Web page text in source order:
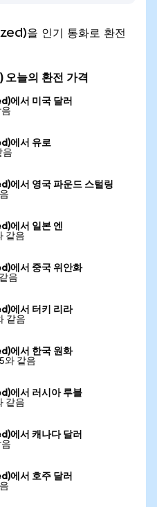
을 인기 통화로 환전
늘의 환전 가격
에서 미국 달러
에서 유로
음
서 영국 파운드 스털링
에서 일본 엔
같음
에서 중국 위안화
음
에서 터키 리라
같음
에서 한국 원화
와 같음
에서 러시아 루블
같음
에서 캐나다 달러
에서 호주 달러